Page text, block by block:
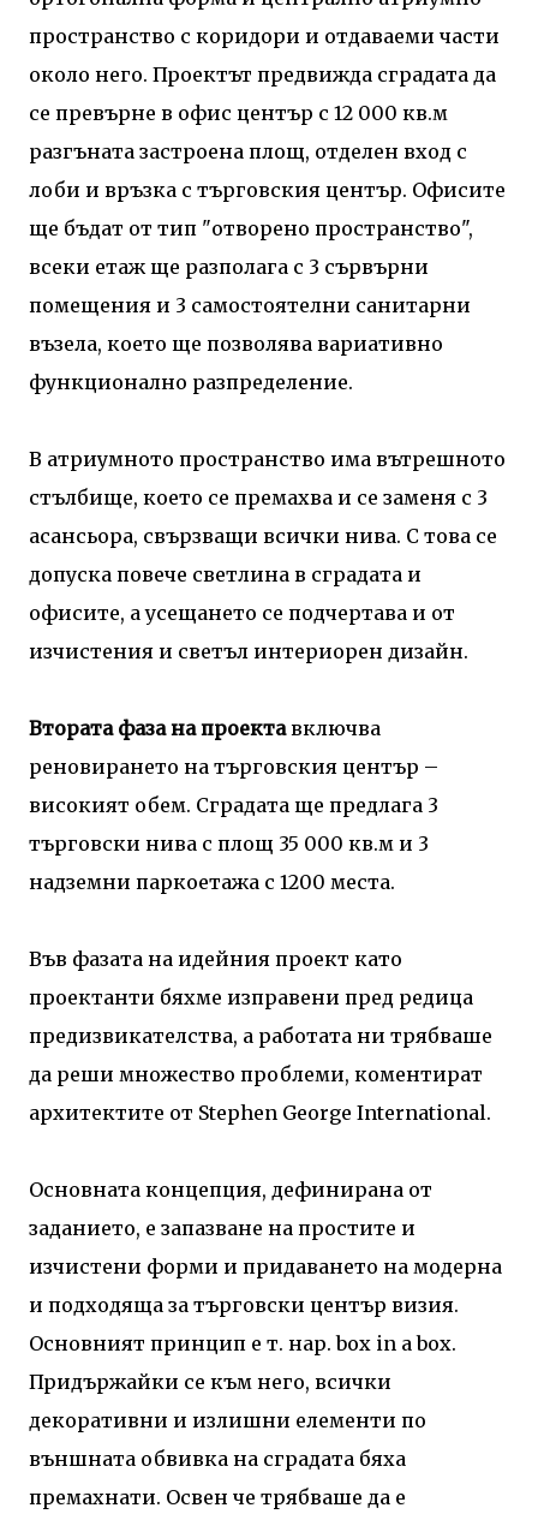
пространство с коридори и отдаваеми части
около него. Проектът предвижда сградата да
се превърне в офис център с 12 000 кв.м
разгъната застроена площ, отделен вход с
лоби и връзка с търговския център. Офисите
ще бъдат от тип "отворено пространство",
всеки етаж ще разполага с 3 сървърни
помещения и 3 самостоятелни санитарни
възела, което ще позволява вариативно
функционално разпределение.
В атриумното пространство има вътрешното
стълбище, което се премахва и се заменя с 3
асансьора, свързващи всички нива. С това се
допуска повече светлина в сградата и
офисите, а усещането се подчертава и от
изчистения и светъл интериорен дизайн.
Втората фаза на проектавключва
реновирането на търговския център –
високият обем. Сградата ще предлага 3
търговски нива с площ 35 000 кв.м и 3
надземни паркоетажа с 1200 места.
Във фазата на идейния проект като
проектанти бяхме изправени пред редица
предизвикателства, а работата ни трябваше
да реши множество проблеми, коментират
архитектите от Stephen George International.
Основната концепция, дефинирана от
заданието, е запазване на простите и
изчистени форми и придаването на модерна
и подходяща за търговски център визия.
Основният принцип е т. нар. box in a box.
Придържайки се към него, всички
декоративни и излишни елементи по
външната обвивка на сградата бяха
премахнати. Освен че трябваше да е